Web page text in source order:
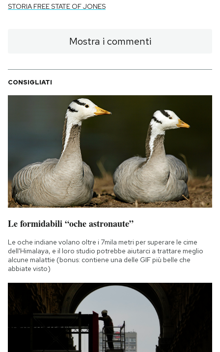
STORIA FREE STATE OF JONES
Mostra i commenti
CONSIGLIATI
Le formidabili “oche astronaute”
Le oche indiane volano oltre i 7mila metri per superare le cime
dell'Himalaya, e il loro studio potrebbe aiutarci a trattare meglio
alcune malattie (bonus: contiene una delle GIF più belle che
abbiate visto)